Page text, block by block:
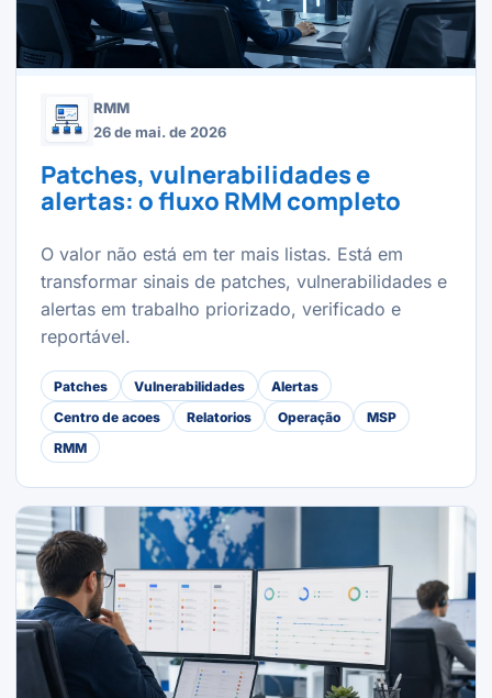
RMM
26 de mai. de 2026
Patches, vulnerabilidades e
alertas: o fluxo RMM completo
O valor não está em ter mais listas. Está em
transformar sinais de patches, vulnerabilidades e
alertas em trabalho priorizado, verificado e
reportável.
Patches Vulnerabilidades
Alertas
Centro de acoes
Relatorios Operação
MSP
RMM